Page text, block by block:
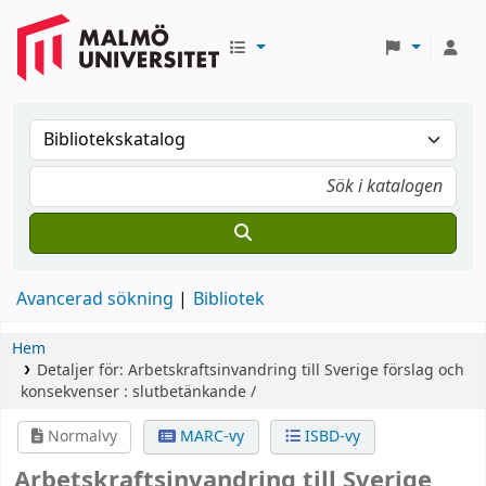
Avancerad sökning Bibliotek
Hem
Detaljer för: Arbetskraftsinvandring till Sverigeförslag och
konsekvenser : slutbetänkande /
Normalvy
MARC-vy ISBD-vy